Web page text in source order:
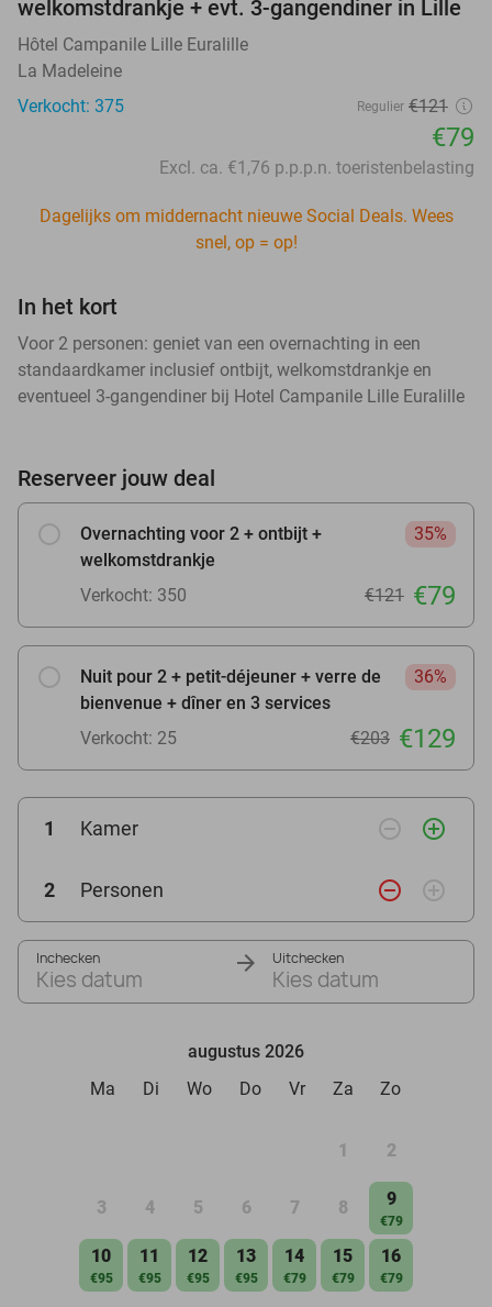
welkomstdrankje + evt. 3-gangendiner in Lille
Hôtel Campanile Lille Euralille
La Madeleine
Verkocht: 375
Regulier €121
€79
Excl. ca. €1,76 p.p.p.n. toeristenbelasting
Dagelijks om middernacht nieuwe Social Deals. Wees
snel, op = op!
In het kort
Voor 2 personen: geniet van een overnachting in een
standaardkamer inclusief ontbijt, welkomstdrankje en
eventueel 3-gangendiner bij Hotel Campanile Lille Euralille
Reserveer jouw deal
Overnachting voor 2 + ontbijt +
welkomstdrankje
35%
Verkocht: 350 €121 €79
Nuit pour 2 + petit-déjeuner + verre de
bienvenue + dîner en 3 services
36%
Verkocht: 25 €203 €129
1 Kamer remove_circle_outline add_circle_outline
2 Personen remove_circle_outline add_circle_outline
Inchecken
Kies datum
Uitchecken
Kies datum
augustus 2026
Ma
Di Wo Do Vr Za Zo
1 2
3 4 5 6 7 8 9
€79
10
€95
11
€95
12
€95
13
€95
14
€79
15
€79
16
€79